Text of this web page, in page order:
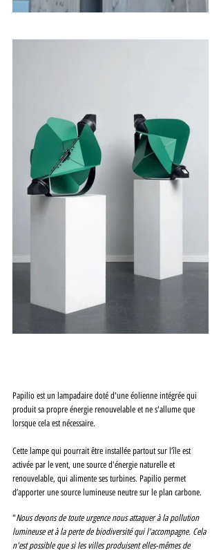
Papilio est un lampadaire doté d'une éolienne intégrée qui
produit sa propre énergie renouvelable et ne s'allume que
lorsque cela est nécessaire.
Cette lampe qui pourrait être installée partout sur l’île est
activée par le vent, une source d'énergie naturelle et
renouvelable, qui alimente ses turbines. Papilio permet
d’apporter une source lumineuse neutre sur le plan carbone.
"Nous devons de toute urgence nous attaquer à la pollution
lumineuse et à la perte de biodiversité qui l'accompagne. Cela
n'est possible que si les villes produisent elles-mêmes de